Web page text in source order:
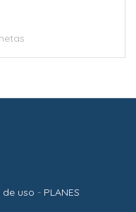
de uso - PLANES